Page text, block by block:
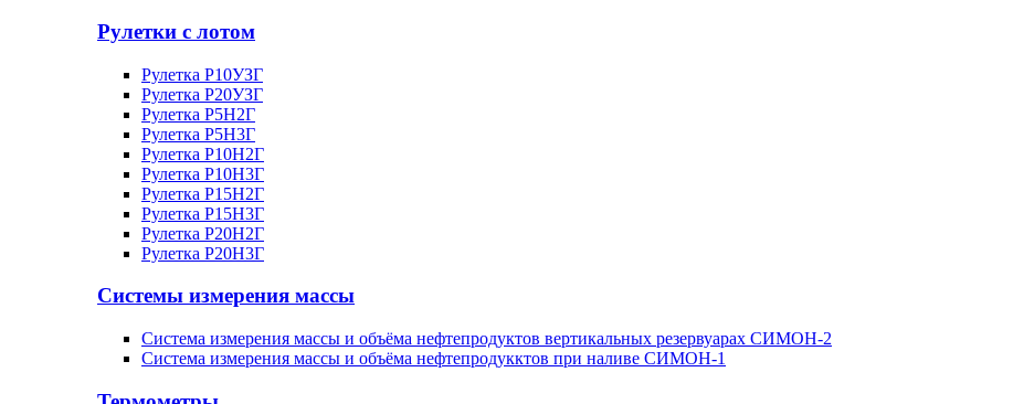
Рулетки с лотом
Рулетка Р10УЗГ
Рулетка Р20УЗГ
Рулетка Р5Н2Г
Рулетка Р5Н3Г
Рулетка Р10Н2Г
Рулетка Р10Н3Г
Рулетка Р15Н2Г
Рулетка Р15Н3Г
Рулетка Р20Н2Г
Рулетка Р20Н3Г
Системы измерения массы
Система измерения массы и объёма нефтепродуктов вертикальных резервуарах СИМОН-2
Система измерения массы и объёма нефтепродукктов при наливе СИМОН-1